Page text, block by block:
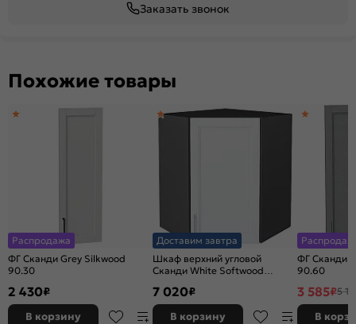
Заказать звонок
Похожие товары
Распродажа
ФГ Сканди Grey Silkwood
90.30
2 430₽
В корзину
Доставим завтра
Шкаф верхний угловой
Сканди White Softwood
7 020₽
В корзину
ФГ Сканди
90.60
3 585₽5
В